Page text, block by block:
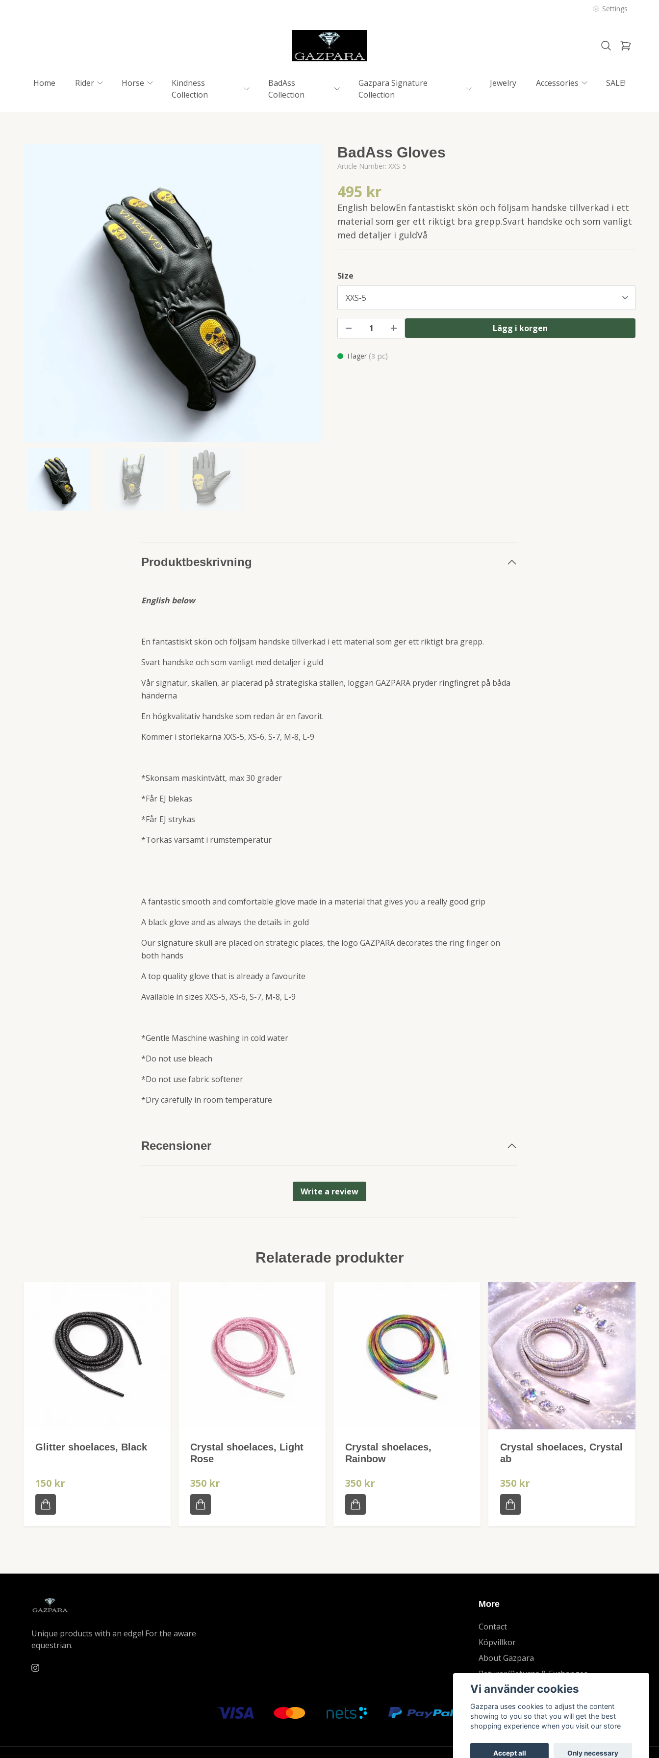
Settings
Home Rider Horse
Kindness
Collection
BadAss
Collection
Gazpara Signature
Collection
Jewelry Accessories SALE!
BadAss Gloves
Article Number: XXS-5
495 kr
English belowEn fantastiskt skön och följsam handske tillverkad i ett
material som ger ett riktigt bra grepp.Svart handske och som vanligt
med detaljer i guldVå
Size
Lägg i korgen
I lager (3 pc)
Produktbeskrivning
English below
En fantastiskt skön och följsam handske tillverkad i ett material som ger ett riktigt bra grepp.
Svart handske och som vanligt med detaljer i guld
Vår signatur, skallen, är placerad på strategiska ställen, loggan GAZPARA pryder ringfingret på båda
händerna
En högkvalitativ handske som redan är en favorit.
Kommer i storlekarna XXS-5, XS-6, S-7, M-8, L-9
*Skonsam maskintvätt, max 30 grader
*Får EJ blekas
*Får EJ strykas
*Torkas varsamt i rumstemperatur
A fantastic smooth and comfortable glove made in a material that gives you a really good grip
A black glove and as always the details in gold
Our signature skull are placed on strategic places, the logo GAZPARA decorates the ring finger on
both hands
A top quality glove that is already a favourite
Available in sizes XXS-5, XS-6, S-7, M-8, L-9
*Gentle Maschine washing in cold water
*Do not use bleach
*Do not use fabric softener
*Dry carefully in room temperature
Recensioner
Write a review
Relaterade produkter
Glitter shoelaces, Black
150 kr
Crystal shoelaces, Light
Rose
350 kr
Crystal shoelaces,
Rainbow
350 kr
Crystal shoelaces, Crystal
ab
350 kr
Unique products with an edge! For the aware
equestrian.
More
Contact
Köpvillkor
About Gazpara
Returer/Returns & Exchanges
Vi använder cookies
Gazpara uses cookies to adjust the content
showing to you so that you will get the best
shopping experience when you visit our store
Accept all Only necessary